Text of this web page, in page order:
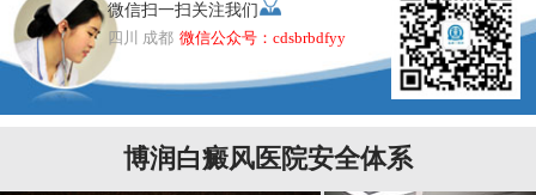
微信扫一扫关注我们
四川 成都 微信公众号：cdsbrbdfyy
博润白癜风医院安全体系